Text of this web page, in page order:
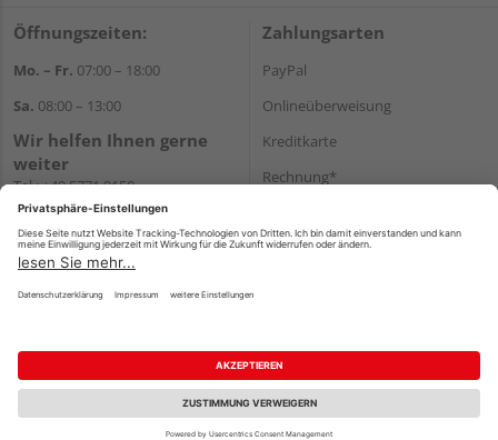
Öffnungszeiten:
Mo. – Fr. 07:00 – 18:00
Sa. 08:00 – 13:00
Wir helfen Ihnen gerne
weiter
Tel.:+49 5771 9150
E-Mail:info@holz-hassfeld.de
WhatsApp
Zahlungsarten
PayPal
Onlineüberweisung
Kreditkarte
Rechnung*
Versand
Impressum AGB Widerruf
Datenschutz
Reservierungsbedingungen
Vertrag widerrufen